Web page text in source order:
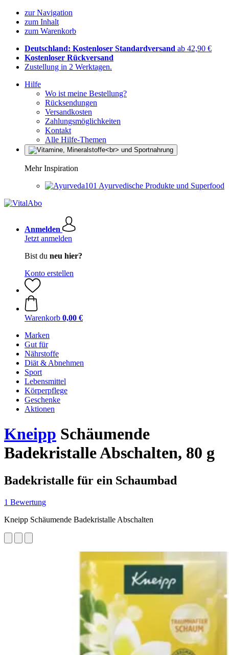
zur Navigation
zum Inhalt
zum Warenkorb
Deutschland: Kostenloser Standardversand ab 42,90 €
Kostenloser Rückversand
Zustellung in 2 Werktagen.
Hilfe
Wo ist meine Bestellung?
Rücksendungen
Versandkosten
Zahlungsmöglichkeiten
Kontakt
Alle Hilfe-Themen
Mehr Inspiration
Ayurvedische Produkte und Superfood
Anmelden
Jetzt anmelden
Bist du neu hier?
Konto erstellen
Warenkorb 0,00 €
Marken
Gut für
Nährstoffe
Diät & Abnehmen
Sport
Lebensmittel
Körperpflege
Geschenke
Aktionen
Kneipp Schäumende
Badekristalle Abschalten, 80 g
Badekristalle für ein Schaumbad
1 Bewertung
Kneipp Schäumende Badekristalle Abschalten